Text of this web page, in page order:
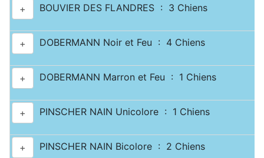
+ BOUVIER DES FLANDRES : 3 Chiens
+ DOBERMANN Noir et Feu : 4 Chiens
+ DOBERMANN Marron et Feu : 1 Chiens
+ PINSCHER NAIN Unicolore : 1 Chiens
+ PINSCHER NAIN Bicolore : 2 Chiens